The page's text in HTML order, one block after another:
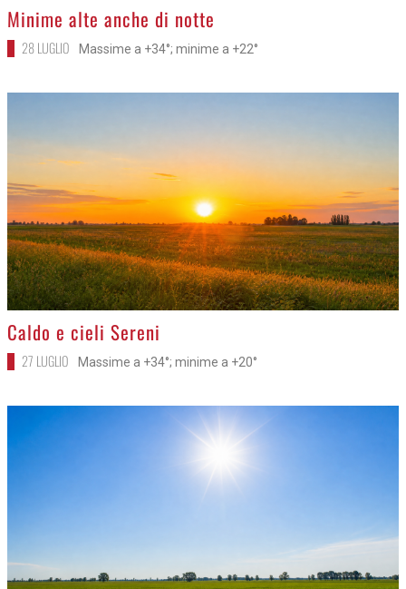
>Minime alte anche di notte
28 LUGLIO Massime a +34°; minime a +22°
>
Caldo e cieli Sereni
27 LUGLIO Massime a +34°; minime a +20°